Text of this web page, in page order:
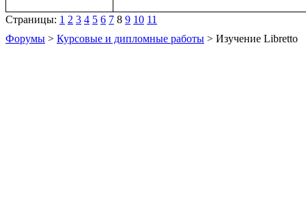
Страницы: 1 2 3 4 5 6 7 8 9 10 11
Форумы > Курсовые и дипломные работы > Изучение Libretto